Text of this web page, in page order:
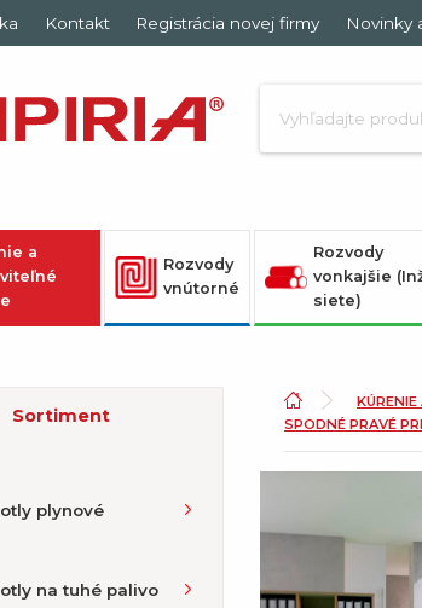
Kontakt Registrácia novej firmy Novinky
a
Rozvody
vnútorné
Rozvody
vonkajšie
siete)
Sortiment
plynové
na tuhé palivo
SPODNÉ PRAVÉ